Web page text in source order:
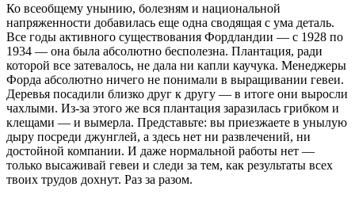
Ко всеобщему унынию, болезням и национальной
напряженности добавилась еще одна сводящая с ума деталь.
Все годы активного существования Фордландии — с 1928 по
1934 — она была абсолютно бесполезна. Плантация, ради
которой все затевалось, не дала ни капли каучука. Менеджеры
Форда абсолютно ничего не понимали в выращивании гевеи.
Деревья посадили близко друг к другу — в итоге они выросли
чахлыми. Из-за этого же вся плантация заразилась грибком и
клещами — и вымерла. Представьте: вы приезжаете в унылую
дыру посреди джунглей, а здесь нет ни развлечений, ни
достойной компании. И даже нормальной работы нет —
только высаживай гевеи и следи за тем, как результаты всех
твоих трудов дохнут. Раз за разом.